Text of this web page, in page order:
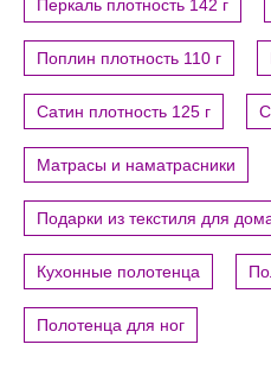
Перкаль плотность 142 г
Поплин плотность 110 г
Сатин плотность 125 г
Матрасы и наматрасники
Подарки из текстиля для
Кухонные полотенца
Полотенца для ног